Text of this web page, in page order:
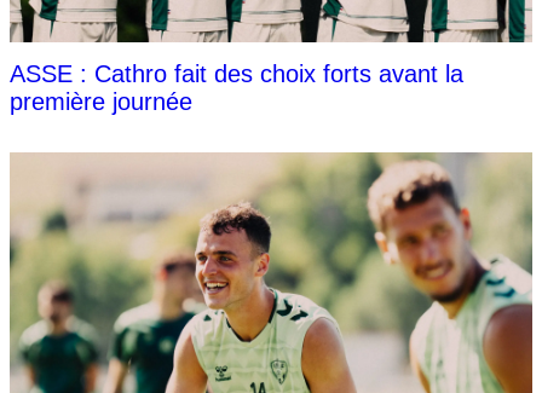
ASSE : Cathro fait des choix forts avant la
première journée